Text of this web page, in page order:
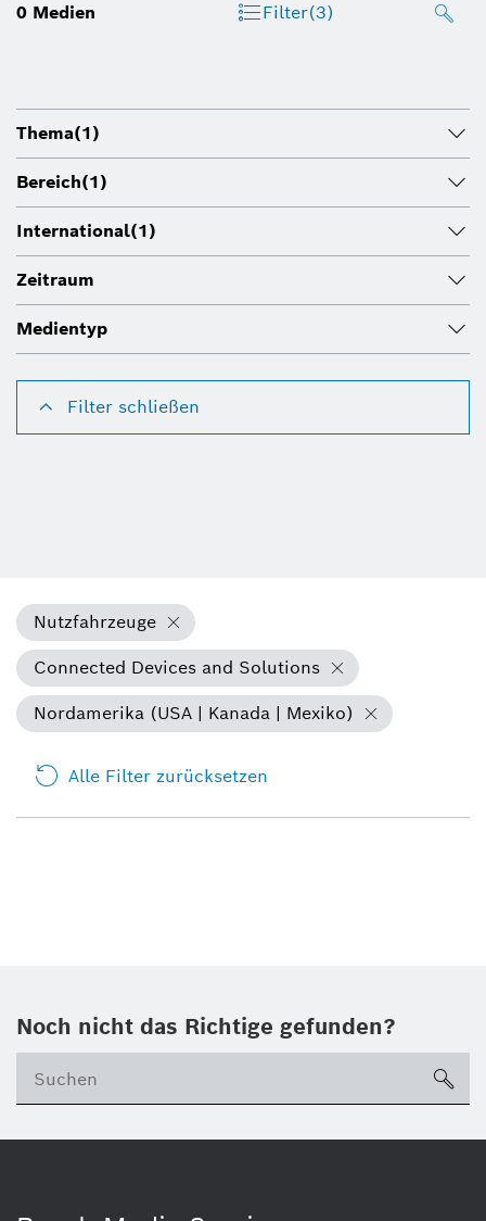
0 Medien Filter(3)
Thema(1)
Bereich(1)
International(1)
Zeitraum
Medientyp
Filter schließen
Nutzfahrzeuge
Connected Devices and Solutions
Nordamerika (USA | Kanada | Mexiko)
Alle Filter zurücksetzen
Noch nicht das Richtige gefunden?